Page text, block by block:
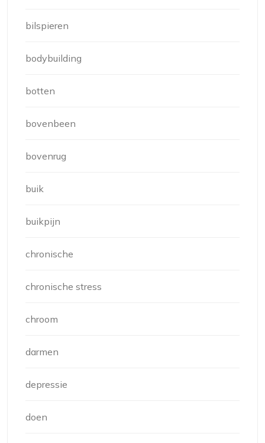
bilspieren
bodybuilding
botten
bovenbeen
bovenrug
buik
buikpijn
chronische
chronische stress
chroom
darmen
depressie
doen